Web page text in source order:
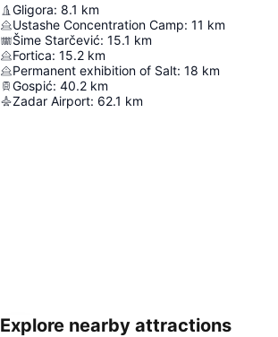
Gligora: 8.1 km
Ustashe Concentration Camp: 11 km
Šime Starčević: 15.1 km
Fortica: 15.2 km
Permanent exhibition of Salt: 18 km
Gospić: 40.2 km
Zadar Airport: 62.1 km
Explore nearby attractions